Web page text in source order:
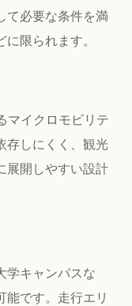
て必要な条件を満
限られます。
マイクロモビリテ
存しにくく、観光
展開しやすい設計
学キャンパスな
能です。走行エリ